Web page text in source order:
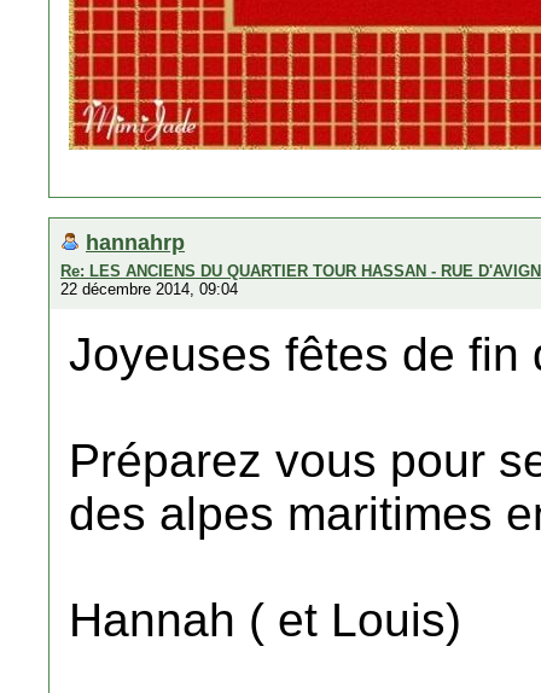
hannahrp
Re: LES ANCIENS DU QUARTIER TOUR HASSAN - RUE
22 décembre 2014, 09:04
Joyeuses fêtes de fin
Préparez vous pour
des alpes maritimes
Hannah ( et Louis)